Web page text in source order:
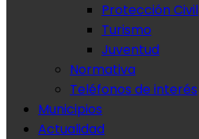
Protección Civil
Turismo
Juventud
Normativa
Teléfonos de interés
Municipios
Actualidad